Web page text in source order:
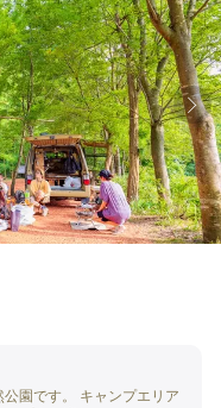
園です。 キャンプエリア